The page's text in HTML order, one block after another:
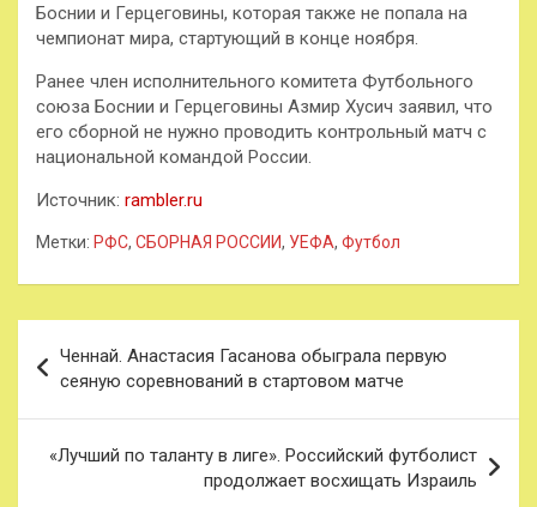
Боснии и Герцеговины, которая также не попала на
чемпионат мира, стартующий в конце ноября.
Ранее член исполнительного комитета Футбольного
союза Боснии и Герцеговины Азмир Хусич заявил, что
его сборной не нужно проводить контрольный матч с
национальной командой России.
Источник: rambler.ru
Метки: РФС, СБОРНАЯ РОССИИ, УЕФА, Футбол
по
записям
Ченнай. Анастасия Гасанова обыграла первую
сеяную соревнований в стартовом матче
«Лучший по таланту в лиге». Российский футболист
продолжает восхищать Израиль